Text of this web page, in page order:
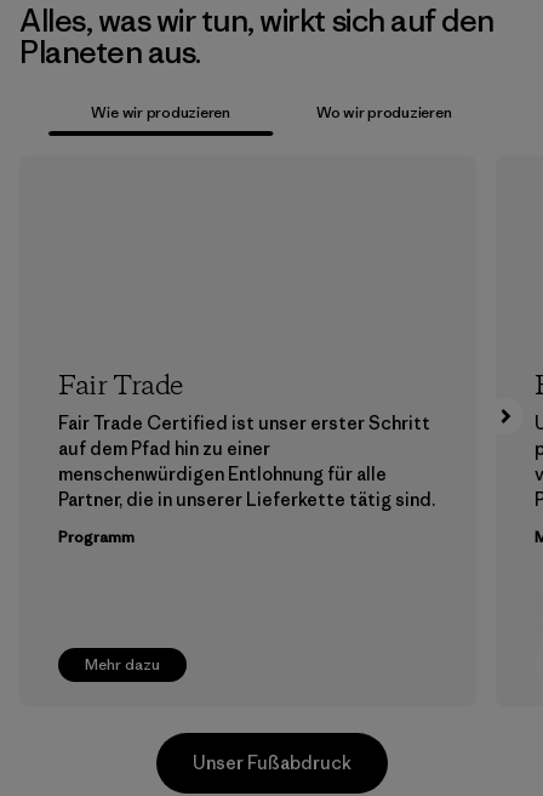
Alles, was wir tun, wirkt sich auf den
Planeten aus.
Wie wir produzieren Wo wir produzieren
Mehr dazu
Fair Trade
Fair Trade Certified ist unser erster Schritt
auf dem Pfad hin zu einer
menschenwürdigen Entlohnung für alle
Partner, die in unserer Lieferkette tätig sind.
Programm
Unser Fußabdruck